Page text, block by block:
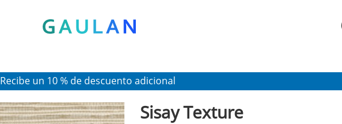
Recibe un 10 % de descuento adicional
Sisay Texture